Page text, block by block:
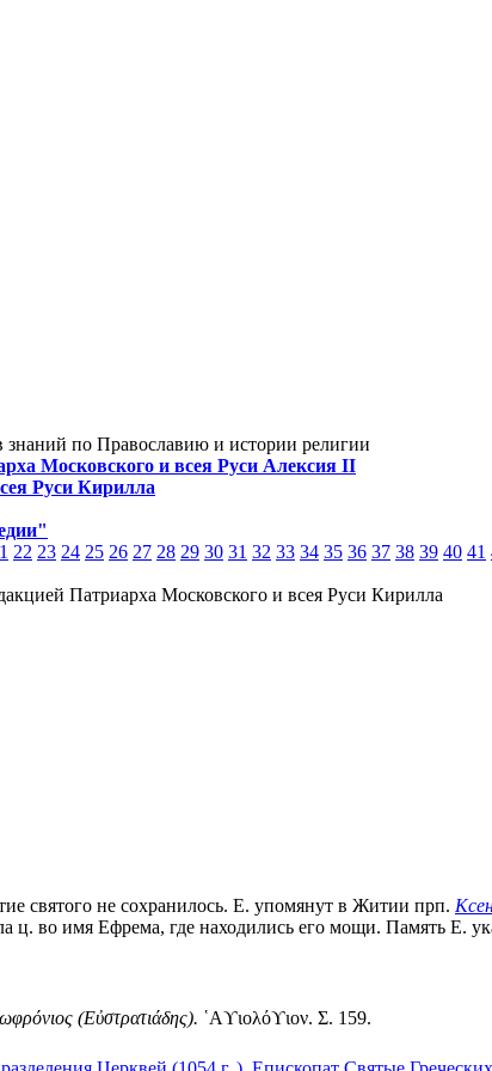
по Православию и истории религии
Московского и всея Руси Алексия II
Руси Кирилла
22 23 24 25 26 27 28 29 30 31 32 33 34 35 36 37 38 39 40 41
Патриарха Московского и всея Руси Кирилла
святого не сохранилось. Е. упомянут в Житии прп.
во имя Ефрема, где находились его мощи. Память Е.
(Εὐστρατιάδης). ῾Αϒιολόϒιον. Σ. 159.